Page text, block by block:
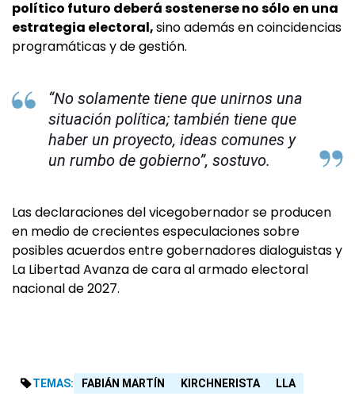
político futuro deberá sostenerse no sólo en una
estrategia electoral,sino además en coincidencias
programáticas y de gestión.
“No solamente tiene que unirnos una
situación política; también tiene que
haber un proyecto, ideas comunes y
un rumbo de gobierno”, sostuvo.
Las declaraciones del vicegobernador se producen
en medio de crecientes especulaciones sobre
posibles acuerdos entre gobernadores dialoguistas y
La Libertad Avanza de cara al armado electoral
nacional de 2027.
TEMAS: FABIÁN MARTÍN KIRCHNERISTA LLA